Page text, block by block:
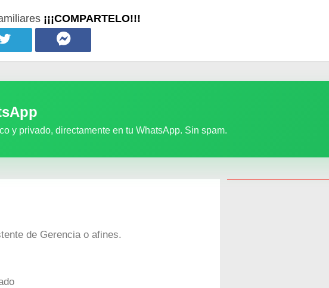
¡¡¡COMPARTELO!!!
y privado, directamente en tu WhatsApp. Sin spam.
de Gerencia o afines.